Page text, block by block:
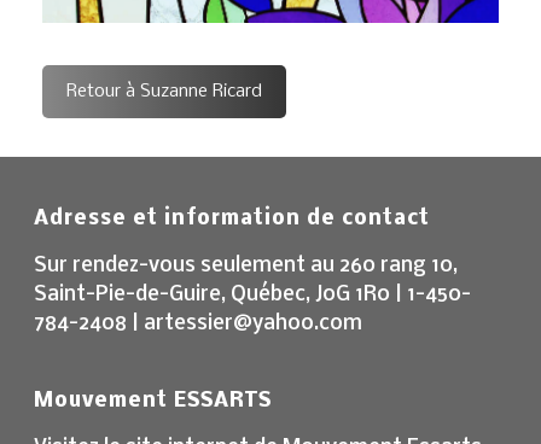
Retour à Suzanne Ricard
Adresse et information de contact
Sur rendez-vous seulement au 260 rang 10,
Saint-Pie-de-Guire, Québec, J0G 1R0 | 1-450-
784-2408 | artessier@yahoo.com
Mouvement ESSARTS